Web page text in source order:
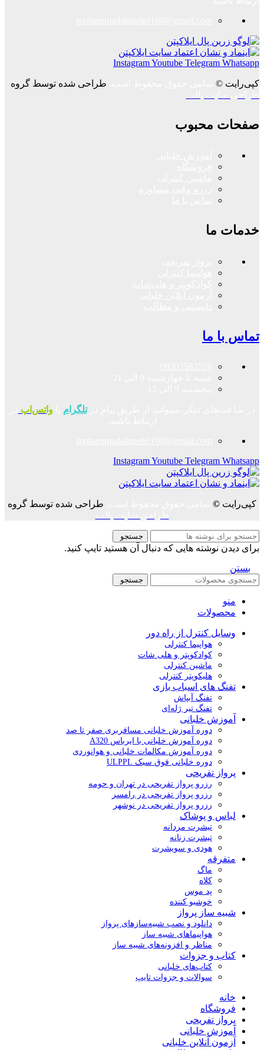
InstagramYoutube Telegram Whatsapp
کپی‌رایت ©
طراحی شده توسط گروه
صفحات محبوب
خدمات ما
تماس با ما
در ساعت‌های دیگر،میتوانید از طریق پیام درتلگرام یاواتس‌اپ
InstagramYoutube Telegram Whatsapp
کپی‌رایت ©
طراحی شده توسط گروه
جستجو
برای دیدن نوشته هایی که دنبال آن هستید تایپ کنید.
بستن
جستجو
منو
محصولات
وسایل کنترل از راه دور
هواپیما کنترلی
کوادکوپتر و هلی شات
ماشین کنترلی
هلیکوپتر کنترلی
تفنگ های اسباب بازی
تفنگ آبپاش
تفنگ تیر ژله‌ای
آموزش خلبانی
دوره آموزش خلبانی مسافربری صفر تا صد
دوره آموزش خلبانی با ایرباس A320
دوره آموزش مکالمات خلبانی و هوانوردی
دوره خلبانی فوق سبک ULPPL
پرواز تفریحی
رزرو پرواز تفریحی در تهران و حومه
رزرو پرواز تفریحی در رامسر
رزرو پرواز تفریحی در نوشهر
لباس و پوشاک
تیشرت مردانه
تیشرت زنانه
هودی و سویشرت
متفرقه
ماگ
کلاه
پد موس
خوشبو کننده
شبیه ساز پرواز
دانلود و نصب شبیه‌سازهای پرواز
هواپیماهای شبیه ساز
مناظر و افزونه‌های شبیه ساز
کتاب و جزوات
کتاب‌های خلبانی
سوالات و جزوات تایپ
خانه
فروشگاه
پرواز تفریحی
آموزش خلبانی
آزمون آنلاین خلبانی